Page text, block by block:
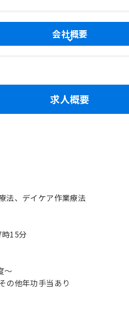
会社概要
求人概要
法、デイケア作業療法
15分
～
の他年功手当あり